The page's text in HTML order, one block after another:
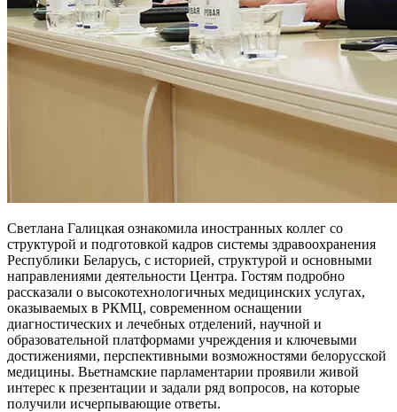
Светлана Галицкая ознакомила иностранных коллег со
структурой и подготовкой кадров системы здравоохранения
Республики Беларусь, с историей, структурой и основными
направлениями деятельности Центра. Гостям подробно
рассказали о высокотехнологичных медицинских услугах,
оказываемых в РКМЦ, современном оснащении
диагностических и лечебных отделений, научной и
образовательной платформами учреждения и ключевыми
достижениями, перспективными возможностями белорусской
медицины. Вьетнамские парламентарии проявили живой
интерес к презентации и задали ряд вопросов, на которые
получили исчерпывающие ответы.